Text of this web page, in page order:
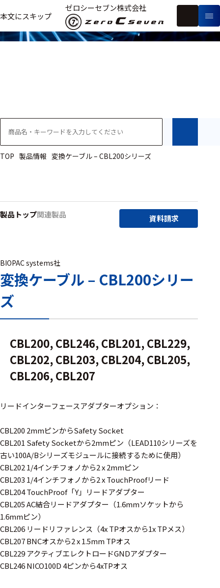
本文にスキップ
ゼロシーセブン株式会社
製
生
体
信
ー
フ
リ
ー
ワ
研究用
ヒト・人
類
システム・周辺
構成
装置本体
周辺機器
基幹シス
テム
通信・接続関連
刺激装置
レシーバ
トリガー
製品情報
TOP 製品情報 変換ケーブル – CBL200シリーズ
製品トップ関連製品 資料請求
BIOPAC systems社
変換ケーブル – CBL200シリー
ズ
CBL200, CBL246, CBL201, CBL229,
CBL202, CBL203, CBL204, CBL205,
CBL206, CBL207
リードインターフェースアダプターオプション：
CBL200 2mmピンからSafety Socket
CBL201 Safety Socketから2mmピン（LEAD110シリーズを
古い100A/Bシリーズモジュールに接続するために使用）
CBL202 1/4インチフォノから2 x 2mmピン
CBL203 1/4インチフォノから2 x TouchProofリード
CBL204 TouchProof「Y」リードアダプター
CBL205 AC結合リードアダプター（1.6mmソケットから
1.6mmピン）
CBL206 リードリファレンス（4x TPオスから1x TPメス）
CBL207 BNCオスから2 x 1.5mm TPオス
CBL229 アクティブエレクトロードGNDアダプター
CBL246 NICO100D 4ピンから4xTPオス